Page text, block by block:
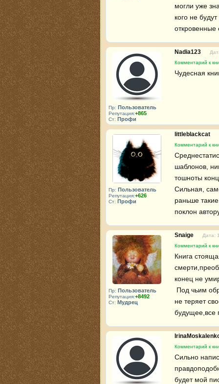
могли уже
кого не
откровенные
Пр: Пользователь
Репутация:+865
Ст: Профи
Nadia123
Комментарий к
Чудесная
Пр: Пользователь
Репутация:+626
Ст: Профи
littleblackcat
Комментарий к
шаблонов,
тошноты
Сильная,
раньше
поклон
Пр: Пользователь
Репутация:+8492
Ст: Мудрец
Snaige
Дата:
Комментарий к
Книга
конец не
не теряет
будущее,все
Комментарий к
Сильно
будет мой